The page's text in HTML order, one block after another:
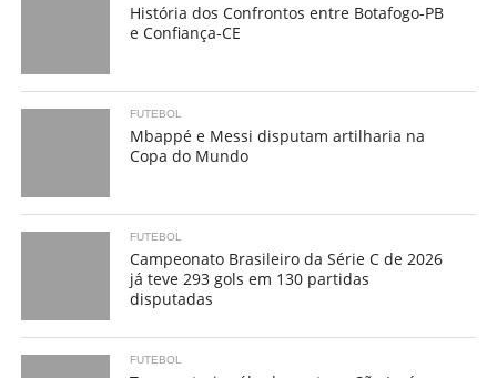
História dos Confrontos entre Botafogo-PB
e Confiança-CE
FUTEBOL
Mbappé e Messi disputam artilharia na
Copa do Mundo
FUTEBOL
Campeonato Brasileiro da Série C de 2026
já teve 293 gols em 130 partidas
disputadas
FUTEBOL